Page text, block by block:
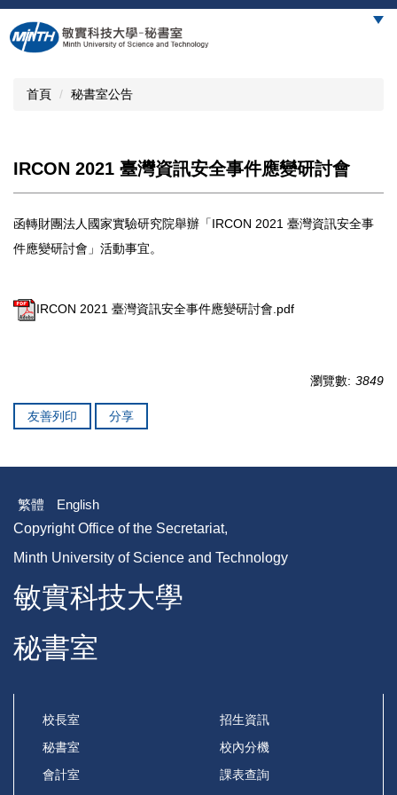
跳
到
主
首頁 秘書室公告
IRCON 2021 臺灣資訊安全事件應變研討會
函轉財團法人國家實驗研究院舉辦「IRCON 2021 臺灣資訊安全事
件應變研討會」活動事宜。
IRCON 2021 臺灣資訊安全事件應變研討會.pdf
瀏覽數: 3849
友善列印 分享
繁體
English
Copyright Office of the Secretariat,
Minth University of Science and Technology
敏實科技大學
秘書室
校長室
秘書室
會計室
招生資訊
校內分機
課表查詢